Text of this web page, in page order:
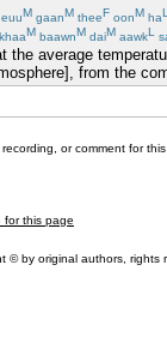
M gaanM theeF oonM haL
khaaM baawnM daiM aawkL
the average
from the
or comment for
for this page
by original authors, rights